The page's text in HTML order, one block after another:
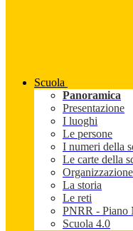
Scuola
Panoramica
Presentazione
I luoghi
Le persone
I numeri della
Le carte della
Organizzazione
La storia
Le reti
PNRR - Piano
Scuola 4.0